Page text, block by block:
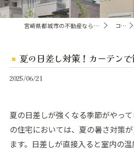
宮崎県都城市の不動産ならまるさ住宅株式会社 コラム
夏の日差し対策！カーテン
2025/06/21
夏の日差しが強くなる季節がやっ
の住宅においては、夏の暑さ対策
ます。日差しが直接入ると室内の